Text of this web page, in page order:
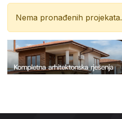
Nema pronađenih projekata.